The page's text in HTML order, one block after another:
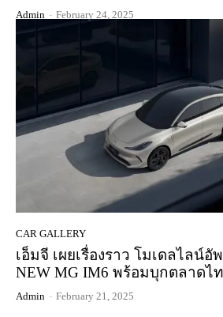
Admin - February 24, 2025
CAR GALLERY
เอ็มจี เผยเรื่องราว โมเดลไลน์
NEW MG IM6 พร้อมบุกตลาด
Admin - February 21, 2025